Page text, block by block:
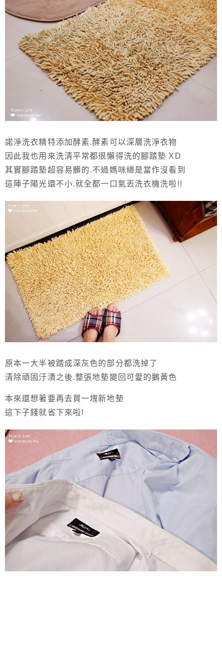
諾淨洗衣精特添加酵素.酵素可以深層洗淨衣物
因此我也用來洗清平常都很懶得洗的腳踏墊 XD
其實腳踏墊超容易髒的.不過媽咪總是當作沒看到
這陣子陽光還不小.就全都一口氣丟洗衣機洗啦!!
原本一大半被踏成深灰色的部分都洗掉了
清除頑固汙漬之後.整張地墊變回可愛的鵝黃色
本來還想著要再去買一塊新地墊
這下子錢就省下來啦!